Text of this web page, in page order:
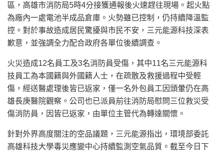
區，高雄市消防局5時4分接獲通報後火速趕往現場。起火點
為廠內一處電池半成品倉庫。火勢雖已控制，仍持續降溫監
控。對於事故造成居民驚擾與市民不安，三元能源科技深表
歉意，並強調全力配合政府各單位後續調查。
火災造成12名員工及3名消防員受傷，其中11名三元能源科
技員工為本國籍與外國籍人士，在疏散及救援過程中受輕
傷，經送醫處理後皆已返家，僅一名外包員工因頭暈仍在高
雄長庚醫院觀察。公司也已派員前往消防局慰問三位救災受
傷消防員，因皆已返家，由單位主管代為轉達關懷。
針對外界高度關注的空品議題，三元能源指出，環境部委託
高雄科技大學毒災應變中心持續監測空氣品質。截至今日下